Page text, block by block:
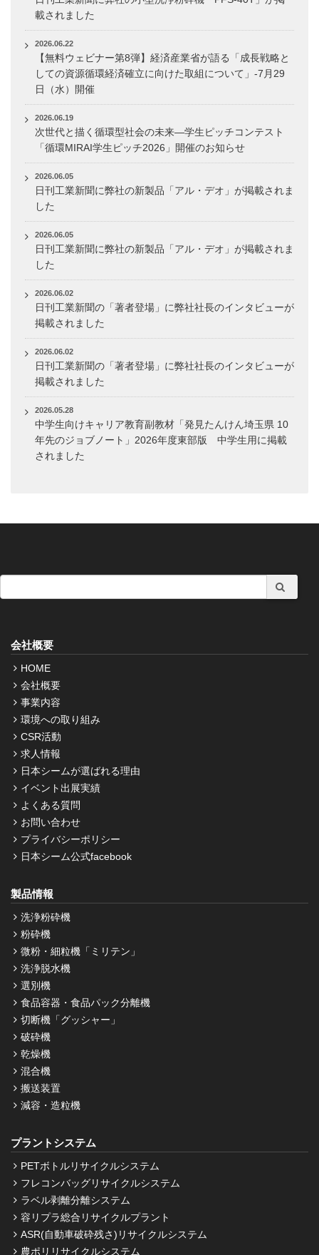
載されました
2026.06.22
【無料ウェビナー第8弾】経済産業省が語る「成長戦略と
しての資源循環経済確立に向けた取組について」-7月29
日（水）開催
2026.06.19
次世代と描く循環型社会の未来―学生ピッチコンテスト
「循環MIRAI学生ピッチ2026」開催のお知らせ
2026.06.05
日刊工業新聞に弊社の新製品「アル・デオ」が掲載されま
した
2026.06.05
日刊工業新聞に弊社の新製品「アル・デオ」が掲載されま
した
2026.06.02
日刊工業新聞の「著者登場」に弊社社長のインタビューが
掲載されました
2026.06.02
日刊工業新聞の「著者登場」に弊社社長のインタビューが
掲載されました
2026.05.28
中学生向けキャリア教育副教材「発見たんけん埼玉県 10
年先のジョブノート」2026年度東部版 中学生用に掲載
されました
会社概要
HOME
会社概要
事業内容
環境への取り組み
CSR活動
求人情報
日本シームが選ばれる理由
イベント出展実績
よくある質問
お問い合わせ
プライバシーポリシー
日本シーム公式facebook
製品情報
洗浄粉砕機
粉砕機
微粉・細粒機「ミリテン」
洗浄脱水機
選別機
食品容器・食品パック分離機
切断機「グッシャー」
破砕機
乾燥機
混合機
搬送装置
減容・造粒機
プラントシステム
PETボトルリサイクルシステム
フレコンバッグリサイクルシステム
ラベル剥離分離システム
容リプラ総合リサイクルプラント
ASR(自動車破砕残さ)リサイクルシステム
農ポリリサイクルシステム